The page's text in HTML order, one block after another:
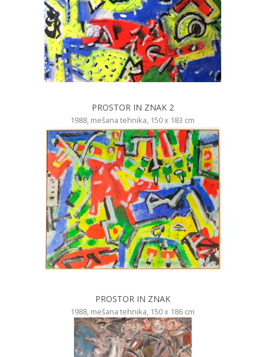
PROSTOR IN ZNAK 2
1988, mešana tehnika, 150 x 183 cm
PROSTOR IN ZNAK
1988, mešana tehnika, 150 x 186 cm